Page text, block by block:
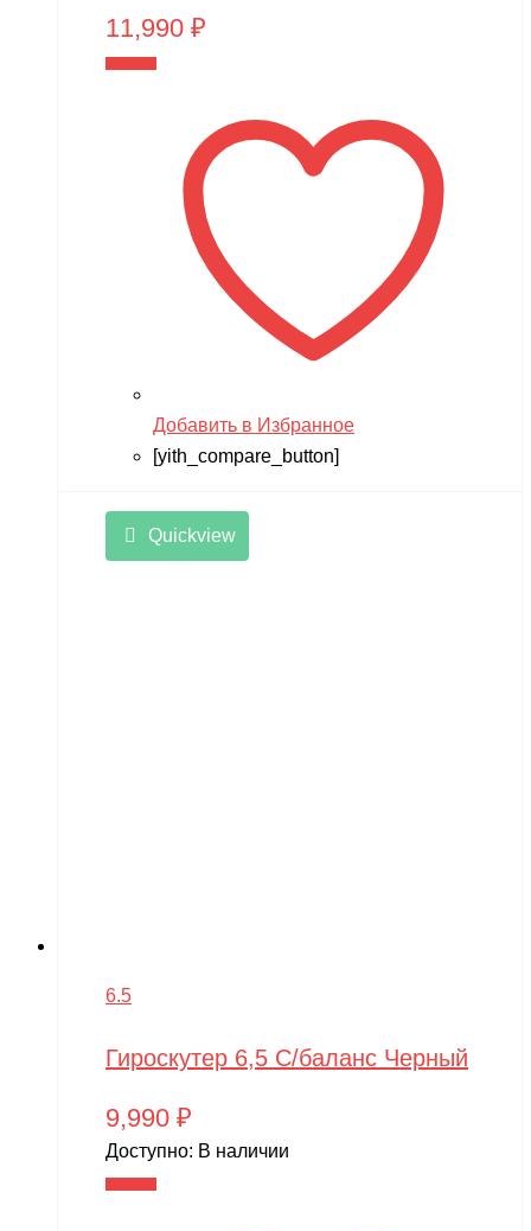
11,990 ₽
Добавить в Избранное
[yith_compare_button]
Quickview
6.5
Гироскутер 6,5 С/баланс Черный
9,990 ₽
Доступно: В наличии